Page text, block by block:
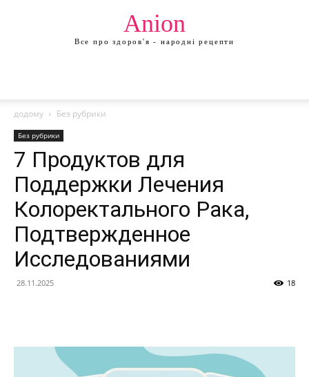
Anion
Все про здоров'я - народні рецепти
додому Без рубрики
Без рубрики
7 Продуктов для
Поддержки Лечения
Колоректального Рака,
Подтвержденное
Исследованиями
28.11.2025 18